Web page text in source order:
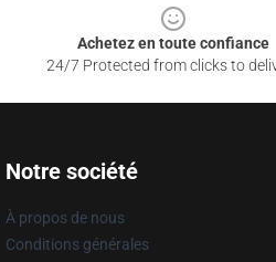
Achetez en toute confiance
24/7 Protected from clicks to
Notre société
À propos de nous
Conditions générales